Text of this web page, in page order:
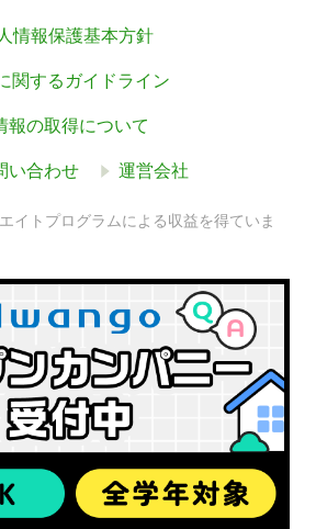
情報保護基本方針
関するガイドライン
報の取得について
い合わせ 運営会社
イトプログラムによる収益を得ていま